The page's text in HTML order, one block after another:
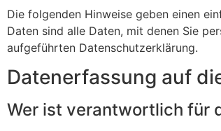
Die folgenden Hinweise geben einen
Daten sind alle Daten, mit denen Sie
aufge­führten Daten­schutz­er­klä­rung.
Daten­er­fas­sung auf
Wer ist verant­wort­lich für